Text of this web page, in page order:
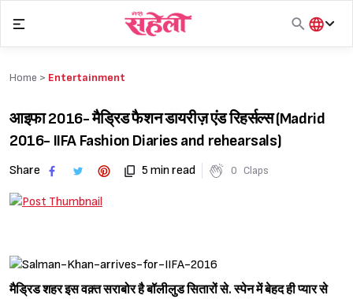
content
हिंदी
Home > Entertainment
आइफा 2016- मैड्रिड फैशन डायरीज़ एंड रिहर्सल्स (Madrid
2016- IIFA Fashion Diaries and rehearsals)
Share 5 min read 0 Claps
मैड्रिड शहर इस वक़्त सराबोर है बॉलीलुड सितारों से. स्पेन में बेहद ही प्यार से